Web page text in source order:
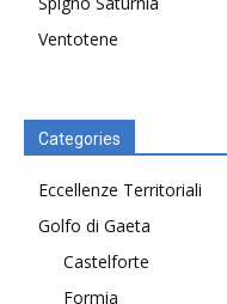
Ventotene
Categories
Eccellenze Territoriali
Golfo di Gaeta
Castelforte
Formia